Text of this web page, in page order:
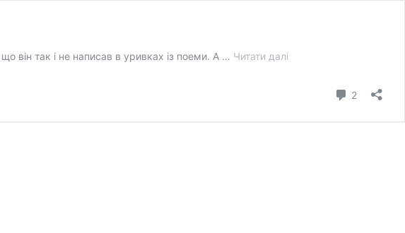
він так і не написав в уривках із поеми. А … Читати даліПоліт
2коментарі